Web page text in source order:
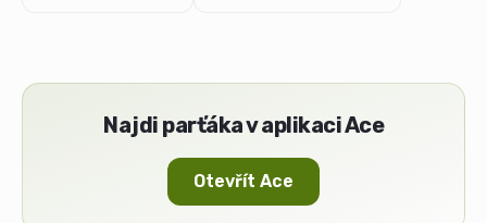
Najdi parťáka v aplikaci Ace
Otevřít Ace